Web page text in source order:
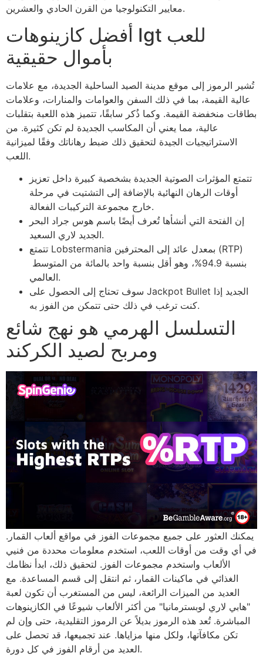
معايير التكنولوجيا من القرن الحادي والعشرين.
أفضل كازينوهات Igt للعب
بأموال حقيقية
تُشير الرموز إلى موقع مدينة الصيد الساحلية الجديدة، مع علامات
عالية القيمة، بما في ذلك السفن والعوامات والمنارات، وعلامات
بطاقات منخفضة القيمة. وكما ذُكر سابقًا، تتميز هذه اللعبة بتقلبات
عالية، مما يعني أن المكاسب الجديدة لم تكن كثيرة. من
الاستراتيجيات الجيدة لتحقيق ذلك ضبط رهاناتك وفقًا لميزانية
اللعب.
تتمتع المؤثرات الصوتية الجديدة بشخصية كبيرة داخل تعزيز
أوقات الرهان النهائية بالإضافة إلى التشتيت في مرحلة
خارج مجموعة التركيبات الفعالة.
إن الفتحة التي أنشأها تُعرف أيضًا باسم هوس جراد البحر
الجديد لاري السعيد.
تتمتع Lobstermania بمعدل عائد إلى المحترفين (RTP)
بنسبة 94.9%، وهو أقل بنسبة واحد بالمائة من المتوسط ​​
العالمي.
سوف تحتاج إلى الحصول على Jackpot Bullet الجديد إذا
كنت ترغب في ذلك حتى تتمكن من الفوز به.
التسلسل الهرمي هو نهج شائع
ومربح لصيد الكركند
يمكنك العثور على جميع مجموعات الفوز في مواقع ألعاب القمار.
في أي وقت من أوقات اللعب، استخدم معلومات محددة من فنيي
الألعاب واستخدم مجموعات الفوز. لتحقيق ذلك، ابدأ نظامك
الغذائي في ماكينات القمار، ثم انتقل إلى قسم المساعدة. مع
العديد من الميزات الرائعة، ليس من المستغرب أن تكون لعبة
"هابي لاري لوبسترمانيا" من أكثر الألعاب شيوعًا في الكازينوهات
المباشرة. تُعد هذه الرموز بديلاً عن الرموز التقليدية، حتى وإن لم
تكن مكافآتها، ولكل منها مزاياها. عند تجميعها، قد تحصل على
العديد من أرقام الفوز في كل دورة.